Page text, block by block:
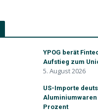
YPOG berät
Aufstieg zum
5. August 2026
US-Importe
Aluminiumwaren
Prozent